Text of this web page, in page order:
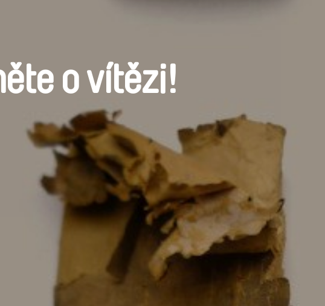
o vítězi!